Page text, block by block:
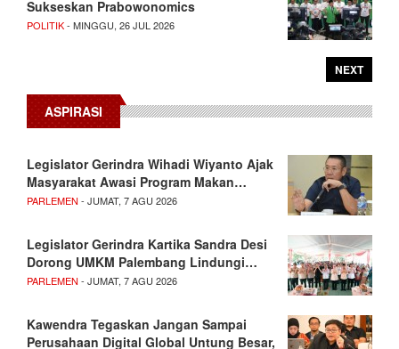
Sukseskan Prabowonomics
POLITIK- MINGGU, 26 JUL 2026
NEXT
ASPIRASI
Legislator Gerindra Wihadi Wiyanto Ajak
Masyarakat Awasi Program Makan…
PARLEMEN - JUMAT, 7 AGU 2026
Legislator Gerindra Kartika Sandra Desi
Dorong UMKM Palembang Lindungi…
PARLEMEN - JUMAT, 7 AGU 2026
Kawendra Tegaskan Jangan Sampai
Perusahaan Digital Global Untung Besar,